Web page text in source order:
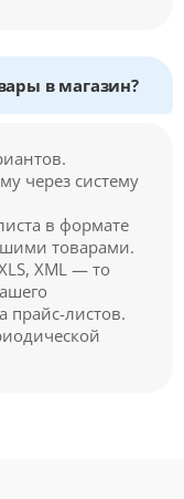
в магазин?
через систему
в формате
товарами.
XML — то
прайс-листов.